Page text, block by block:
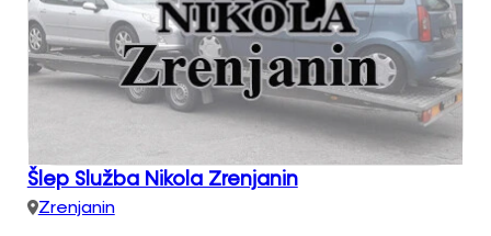
Šlep Služba Nikola Zrenjanin
Zrenjanin